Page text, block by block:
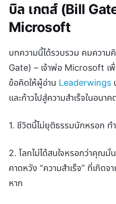
บิล เกตส์ (Bill
Microsoft
บทความนี้ได้รวบรวม คมความ
Gate) – เจ้าพ่อ Microsoft เพื่
ข้อคิดให้ผู้อ่าน Leaderwings
และก้าวไปสู่ความสำเร็จในอนา
1. ชีวิตนี้ไม่ยุติธรรมนักหรอก ท
2. โลกไม่ได้สนใจหรอกว่าคุณมั่
คาดหวัง “ความสำเร็จ” ที่เกิด
หาก